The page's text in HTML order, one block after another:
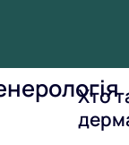
Хто